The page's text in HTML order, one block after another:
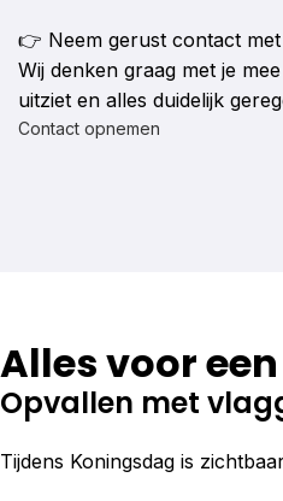
👉 Neem gerust contact
Wij denken graag met je
uitziet en alles duidelijk
Contact opnemen
Alles voor
Opvallen met
Tijdens Koningsdag is